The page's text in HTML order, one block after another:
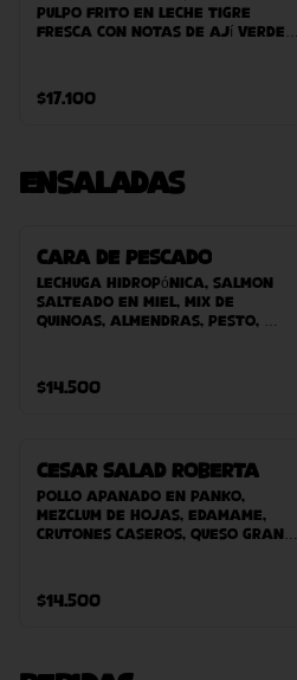
pulpo frito en leche tigre
fresca con notas de ají verde,
y clorofila de perejil.
terminado con maíz peruano
$17.100
Ensaladas
Cara de Pescado
Lechuga hidropónica, salmon
salteado en miel, mix de
quinoas, almendras, pesto,
$14.500
Cesar Salad Roberta
Pollo apanado en panko,
mezclum de hojas, edamame,
crutones caseros, queso grana
$14.500